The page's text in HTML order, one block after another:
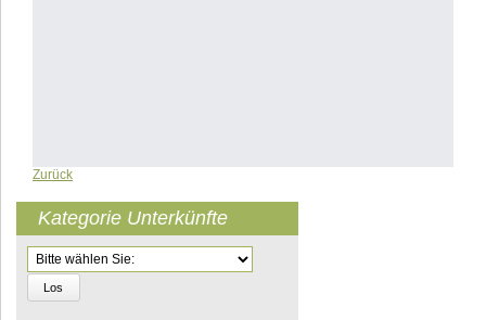
Zurück
Kategorie Unterkünfte
Zielseite